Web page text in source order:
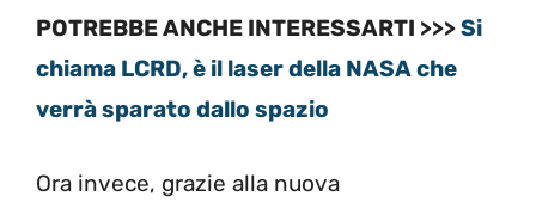
POTREBBE ANCHE INTERESSARTI >>>Si
chiama LCRD, è il laser della NASA che
verrà sparato dallo spazio
Ora invece, grazie alla nuova